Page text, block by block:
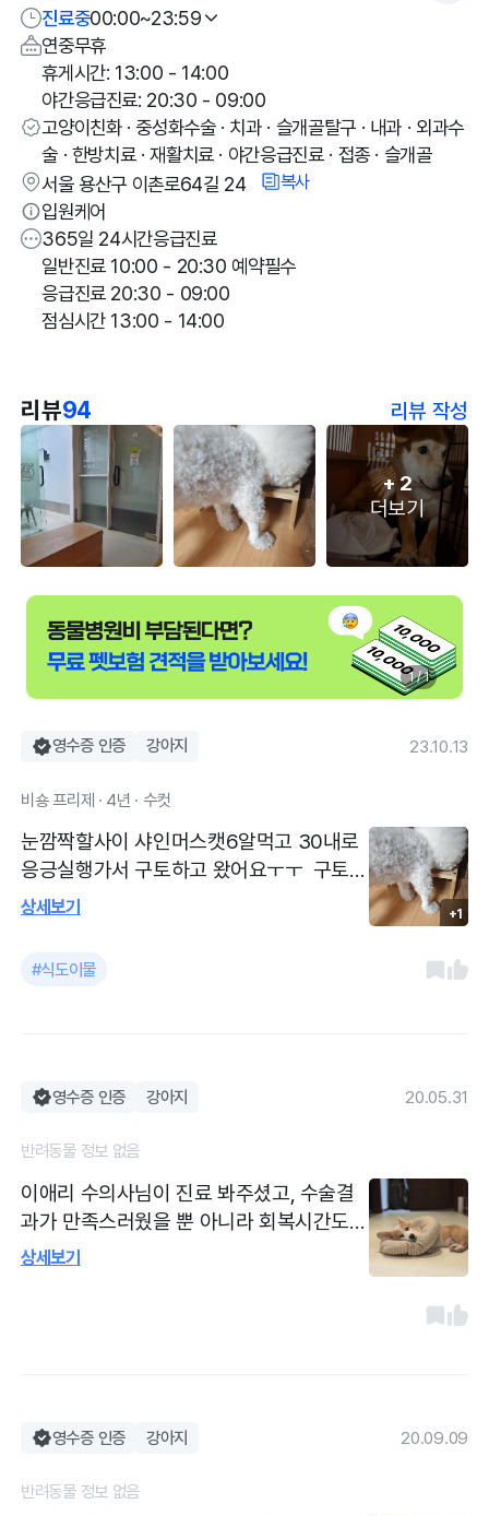
진료중00:00~23:59
연중무휴
휴게시간: 13:00 - 14:00
야간응급진료: 20:30 - 09:00
고양이친화 · 중성화수술 · 치과 · 슬개골탈구 · 내과 · 외과수
술 · 한방치료 · 재활치료 · 야간응급진료 · 접종 · 슬개골
서울 용산구 이촌로64길 24
복사
입원케어
365일 24시간응급진료
일반진료 10:00 - 20:30 예약필수
응급진료 20:30 - 09:00
점심시간 13:00 - 14:00
리뷰94 리뷰 작성
+ 2
더보기
1 / 1
영수증 인증 강아지 23.10.13
비숑 프리제 · 4년 · 수컷
눈깜짝할사이 샤인머스캣6알먹고 30내로
응긍실행가서 구토하고 왔어요ㅜㅜ 구토
유발해서 구토하고 왔어요 엑스레이도 찍구
이었어요.
상세보기 +1
#식도이물
영수증 인증 강아지 20.05.31
반려동물 정보 없음
이애리 수의사님이 진료 봐주셨고, 수술결
과가 만족스러웠을 뿐 아니라 회복시간도
충분히 가지고 퇴원시켜 주셔서 좋았어요.
상세보기
영수증 인증 강아지 20.09.09
반려동물 정보 없음